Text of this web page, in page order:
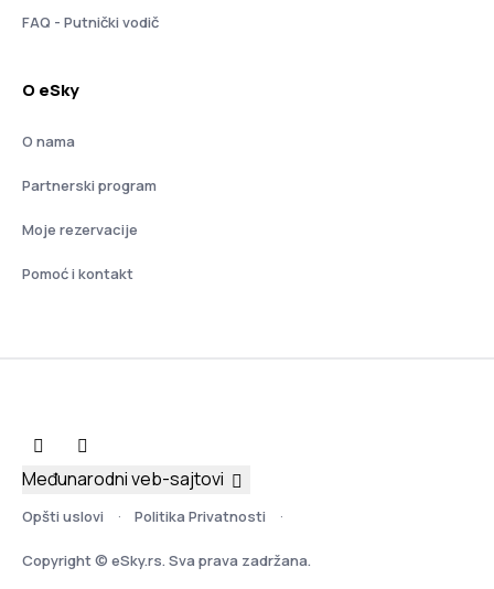
FAQ - Putnički vodič
O eSky
O nama
Partnerski program
Moje rezervacije
Pomoć i kontakt
Opšti uslovi Politika Privatnosti
Copyright © eSky.rs. Sva prava zadržana.
Međunarodni veb-sajtovi